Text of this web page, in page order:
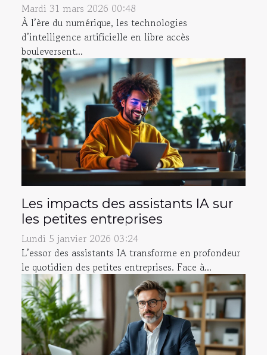
Mardi 31 mars 2026 00:48
À l’ère du numérique, les technologies
d’intelligence artificielle en libre accès
bouleversent...
Les impacts des assistants IA sur
les petites entreprises
Lundi 5 janvier 2026 03:24
L’essor des assistants IA transforme en profondeur
le quotidien des petites entreprises. Face à...